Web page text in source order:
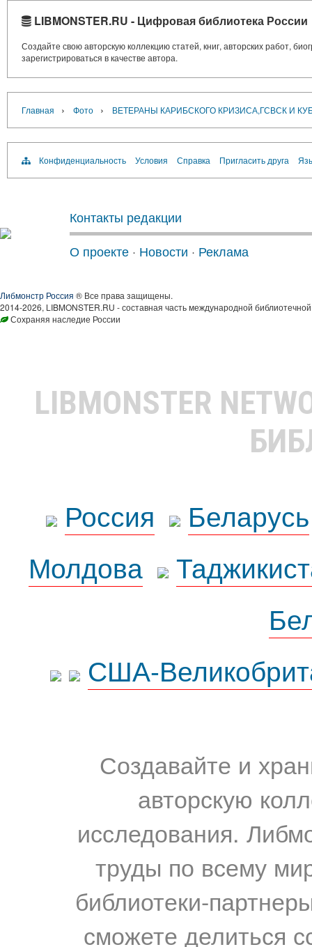
LIBMONSTER.RU - Цифровая библиотека России
Создайте свою авторскую коллекцию статей, книг, авторских работ,
зарегистрироваться в качестве автора.
Главная › Фото › ВЕТЕРАНЫ КАРИБСКОГО КРИЗИСА,ГСВСК И
Конфиденциальность Условия Справка Пригласить друга
Контакты редакции
О проекте · Новости · Реклама
Либмонстр Россия ® Все права защищены.
2014-2026, LIBMONSTER.RU - составная часть международной
Сохраняя наследие России
LIBMONSTER
Россия
Беларусь
Молдова
США-
Создавайте и
авторскую
исследования.
труды по всему
библиотеки-
сможете делиться